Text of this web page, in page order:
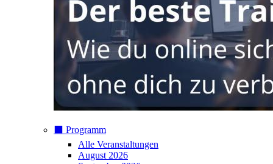
⬛️ Programm
Alle Veranstaltungen
August 2026